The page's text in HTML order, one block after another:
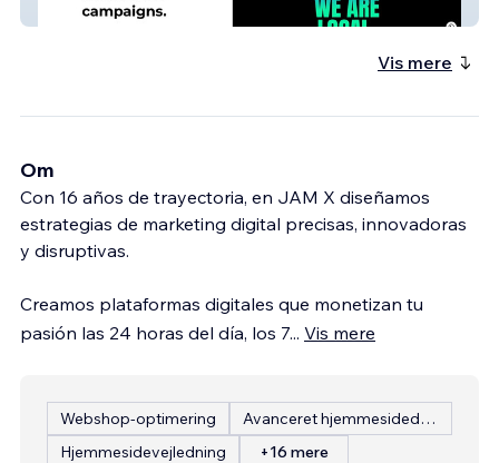
INBOUND OOH
Vis mere
Om
Con 16 años de trayectoria, en JAM X diseñamos
estrategias de marketing digital precisas, innovadoras
y disruptivas.
Creamos plataformas digitales que monetizan tu
pasión las 24 horas del día, los 7... Vis mere
Webshop-optimering
Avanceret hjemmesidedesign
Hjemmesidevejledning
+16 mere